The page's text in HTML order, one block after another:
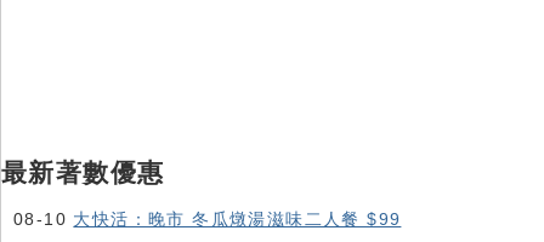
最新著數優惠
08-10 大快活：晚市 冬瓜燉湯滋味二人餐 $99